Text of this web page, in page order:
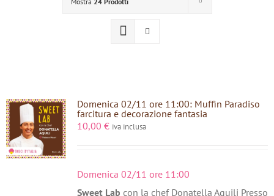
Domenica 02/11 ore 11:00: Muffin Paradiso
farcitura e decorazione fantasia
10,00 € iva inclusa
Domenica 02/11 ore 11:00
Sweet Lab con la chef Donatella Aquili Presso